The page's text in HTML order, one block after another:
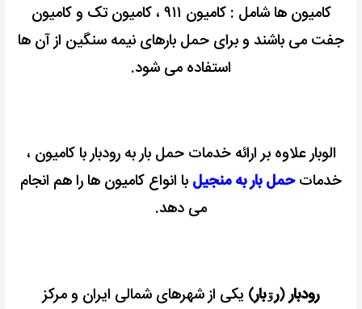
کامیون ها شامل : کامیون ۹۱۱ ، کامیون تک و کامیون
جفت می باشند و برای حمل بارهای نیمه سنگین از آن ها
استفاده می شود.
الوبار علاوه بر ارائه خدمات حمل بار به رودبار با کامیون ،
خدمات حمل بار به منجیل با انواع کامیون ها را هم انجام
می دهد.
رودبار(رۊبار) یکی از شهرهای شمالی ایران و مرکز